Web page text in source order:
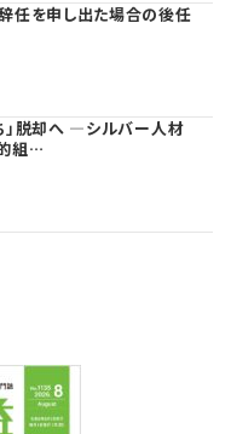
任を申し出た場合の後任
」脱却へ ―シルバー人材
組…